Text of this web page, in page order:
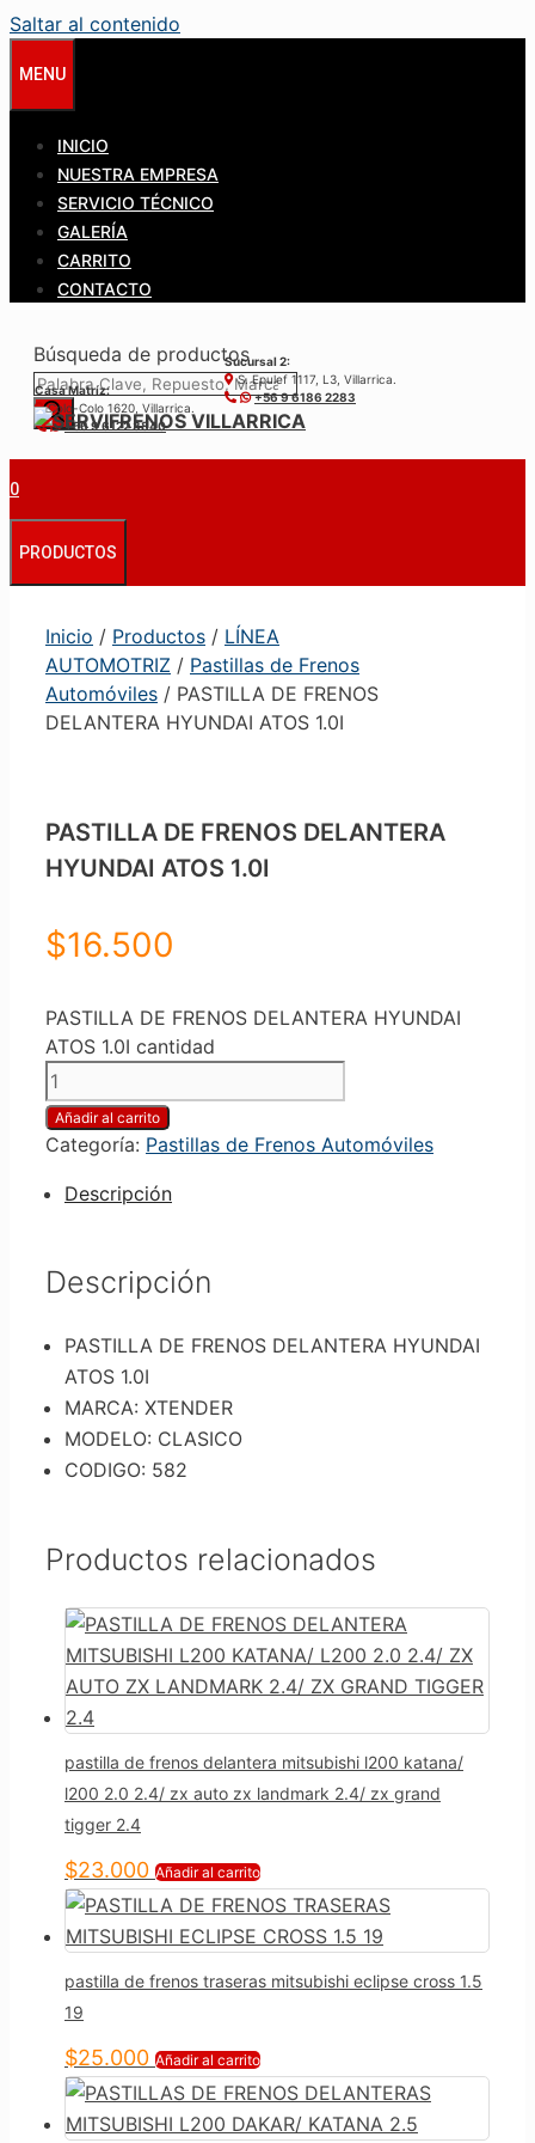
Saltar al contenido
MENU
INICIO
NUESTRA EMPRESA
SERVICIO TÉCNICO
GALERÍA
CARRITO
CONTACTO
Búsqueda de productos
Casa Matríz:
Colo-Colo 1620, Villarrica.
+56 9 6122 3840
Sucursal 2:
S. Epulef 1117, L3, Villarrica.
+56 9 6186 2283
0
PRODUCTOS
Inicio / Productos / LÍNEA
AUTOMOTRIZ / Pastillas de Frenos
Automóviles / PASTILLA DE FRENOS
DELANTERA HYUNDAI ATOS 1.0I
PASTILLA DE FRENOS DELANTERA
HYUNDAI ATOS 1.0I
$16.500
PASTILLA DE FRENOS DELANTERA HYUNDAI
ATOS 1.0I cantidad
Añadir al carrito
Categoría: Pastillas de Frenos Automóviles
Descripción
Descripción
PASTILLA DE FRENOS DELANTERA HYUNDAI
ATOS 1.0I
MARCA: XTENDER
MODELO: CLASICO
CODIGO: 582
Productos relacionados
pastilla de frenos delantera mitsubishi l200 katana/
l200 2.0 2.4/ zx auto zx landmark 2.4/ zx grand
tigger 2.4
$23.000 Añadir al carrito
pastilla de frenos traseras mitsubishi eclipse cross 1.5
19
$25.000 Añadir al carrito